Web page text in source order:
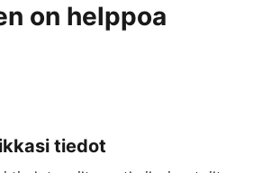
on helppoa
tiedot